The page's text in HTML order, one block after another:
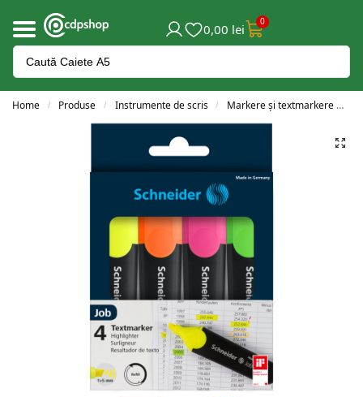
0,00 lei 0
Home / Produse / Instrumente de scris / Markere și textmarkere